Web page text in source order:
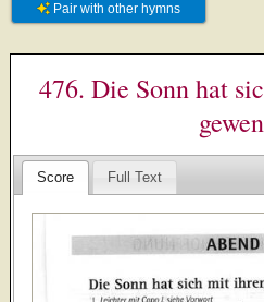
Pair with other hymns
476. Die Sonn hat
Score Full Text